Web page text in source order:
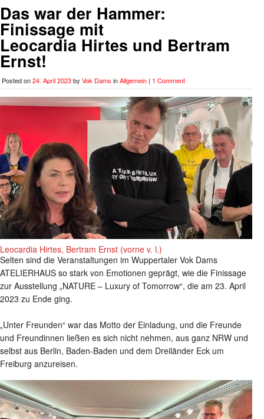
Das war der Hammer:
Finissage mit
Leocardia Hirtes und Bertram
Ernst!
Posted on24. April 2023by Vok Dams inAllgemein | 1 Comment
Leocardia Hirtes, Bertram Ernst (vorne v. l.)
Selten sind die Veranstaltungen im Wuppertaler Vok Dams
ATELIERHAUS so stark von Emotionen geprägt, wie die Finissage
zur Ausstellung „NATURE – Luxury of Tomorrow“, die am 23. April
2023 zu Ende ging.
„Unter Freunden“ war das Motto der Einladung, und die Freunde
und Freundinnen ließen es sich nicht nehmen, aus ganz NRW und
selbst aus Berlin, Baden-Baden und dem Dreiländer Eck um
Freiburg anzureisen.